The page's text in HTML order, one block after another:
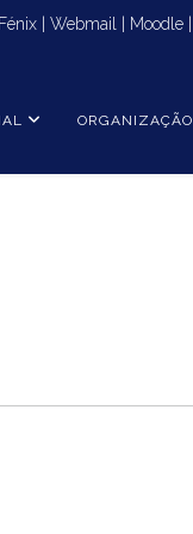
Fénix Webmail Moodle
ORGANIZAÇÃO